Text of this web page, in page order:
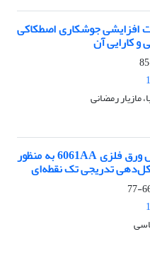
افزایشی جوشکاری اصطکاکی
کارایی آن
مازیار رمضانی
بررسی تجربی استراتژی تغییر شکل ورق فلزی 6061AA به منظور
شکل‌دهی تدریجی تک نقطه‌ای